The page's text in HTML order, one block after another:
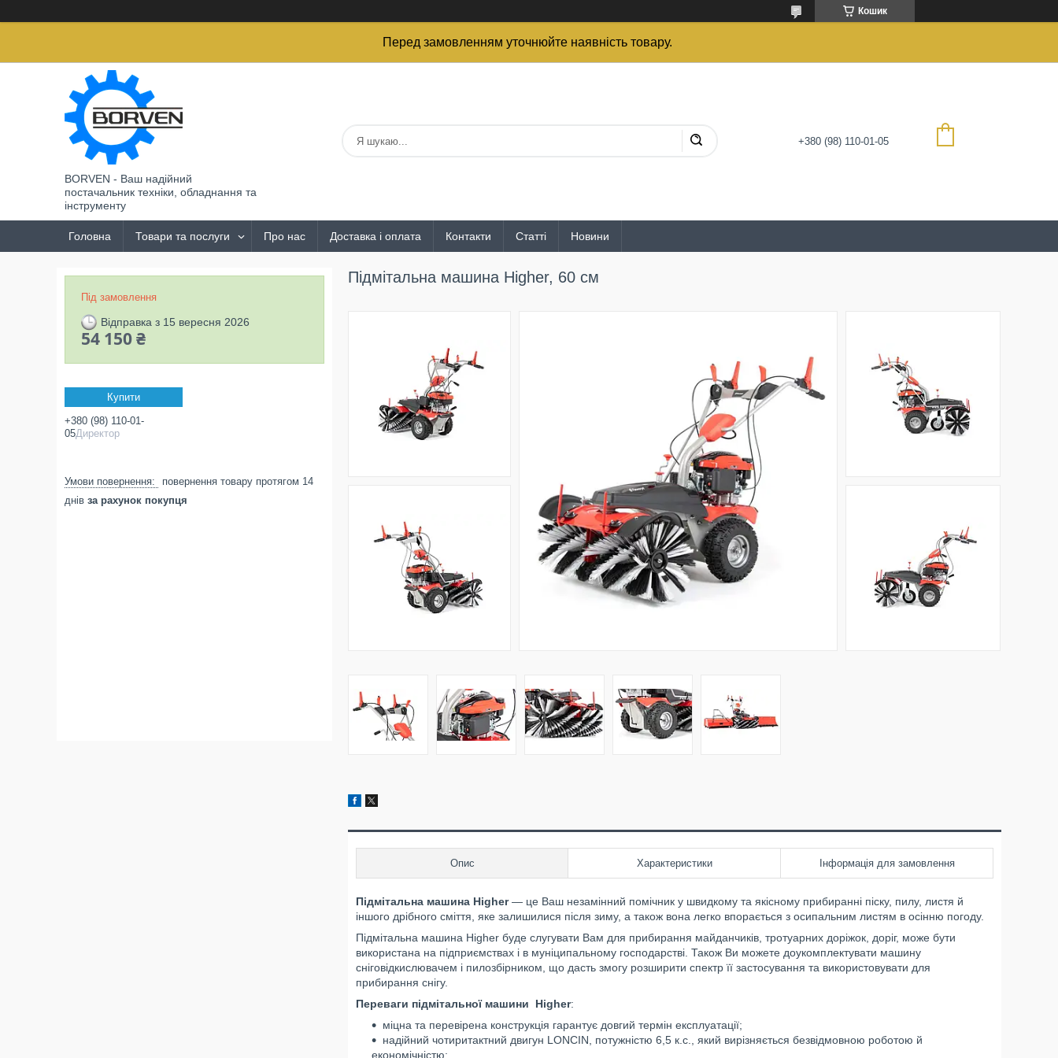
Кошик
Перед замовленням уточнюйте наявність товару.
BORVEN - Ваш надійний
постачальник техніки, обладнання та
інструменту
+380 (98) 110-01-05
Головна Товари та послуги Про нас Доставка і оплата Контакти Статті Новини
Підмітальна машина Higher, 60 см
Опис Характеристики Інформація для замовлення
Підмітальна машина Higher— це Ваш незамінний помічник у швидкому та якісному прибиранні піску, пилу, листя й
іншого дрібного сміття, яке залишилися після зиму, а також вона легко впорається з осипальним листям в осінню погоду.
Підмітальна машина Higher буде слугувати Вам для прибирання майданчиків, тротуарних доріжок, доріг, може бути
використана на підприємствах і в муніципальному господарстві. Також Ви можете доукомплектувати машину
сніговідкислювачем і пилозбірником, що дасть змогу розширити спектр її застосування та використовувати для
прибирання снігу.
Переваги підмітальної машини Higher:
міцна та перевірена конструкція гарантує довгий термін експлуатації;
надійний чотиритактний двигун LONCIN, потужністю 6,5 к.с., який вирізняється безвідмовною роботою й
економічністю;
Під замовлення
Відправка з 15 вересня 2026
54 150 ₴
Купити
+380 (98) 110-01-
05Директор
повернення товару протягом 14
днів за рахунок покупця